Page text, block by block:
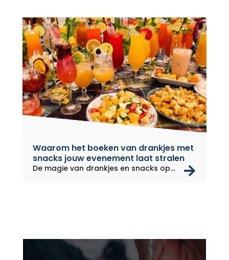
Waarom het boeken van drankjes met
snacks jouw evenement laat stralen
De magie van drankjes en snacks op...